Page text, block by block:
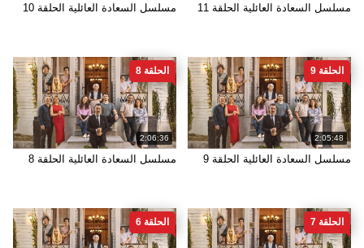
مسلسل السعادة العائلية الحلقة 11 مسلسل السعادة العائلية الحلقة 10
2:05:48
الحلقة 9
مسلسل السعادة العائلية الحلقة 9
2:06:36
الحلقة 8
مسلسل السعادة العائلية الحلقة 8
الحلقة 7 الحلقة 6